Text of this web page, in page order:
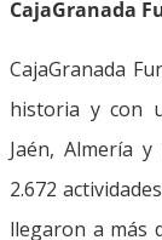
CajaGranada
CajaGranada
historia y con
Jaén, Almería
2.672
llegaron a más